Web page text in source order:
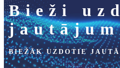
Bieži
BIEŽĀK UZDOTIE